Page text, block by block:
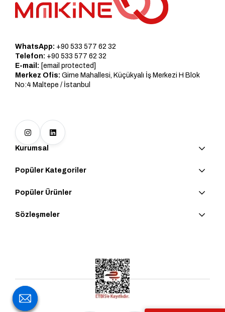
WhatsApp: +90 533 577 62 32
Telefon: +90 533 577 62 32
E-mail: [email protected]
Merkez Ofis: Girne Mahallesi, Küçükyalı İş Merkezi H Blok
No:4 Maltepe / İstanbul
Kurumsal
Popüler Kategoriler
Popüler Ürünler
Sözleşmeler